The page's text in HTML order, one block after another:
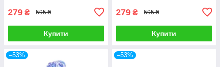
279 ₴ 595 ₴
Купити
279 ₴ 595 ₴
Купити
–53% –53%